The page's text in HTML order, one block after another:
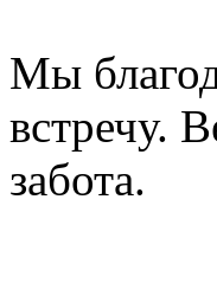
Мы
встречу.
забота.